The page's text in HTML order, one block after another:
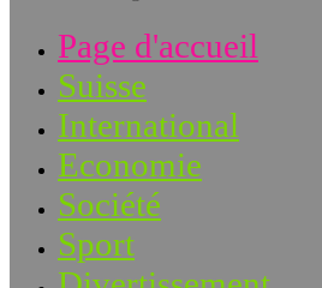
Page d'accueil
Suisse
International
Economie
Société
Sport